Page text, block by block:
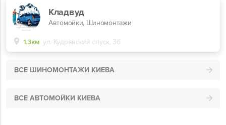
Кладвуд
Автомойки, Шиномонтажи
1.3км ул. Кудрявский спуск, 3б
ВСЕ ШИНОМОНТАЖИ КИЕВА
ВСЕ АВТОМОЙКИ КИЕВА